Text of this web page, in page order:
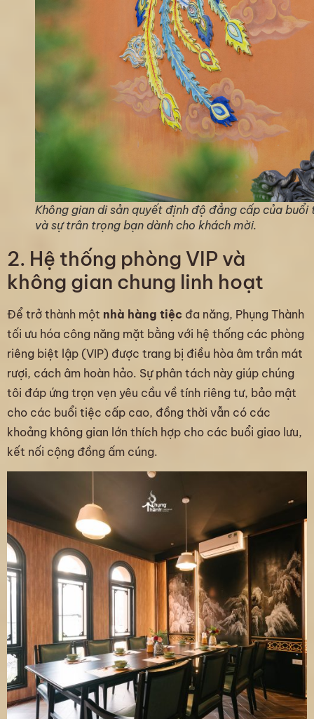
Không gian di sản quyết định độ đẳng cấp của buổi
và sự trân trọng bạn dành cho khách mời.
2. Hệ thống phòng VIP và
không gian chung linh hoạt
Để trở thành một nhà hàng tiệc đa năng, Phụng Thành
tối ưu hóa công năng mặt bằng với hệ thống các phòng
riêng biệt lập (VIP) được trang bị điều hòa âm trần mát
rượi, cách âm hoàn hảo. Sự phân tách này giúp chúng
tôi đáp ứng trọn vẹn yêu cầu về tính riêng tư, bảo mật
cho các buổi tiệc cấp cao, đồng thời vẫn có các
khoảng không gian lớn thích hợp cho các buổi giao lưu,
kết nối cộng đồng ấm cúng.